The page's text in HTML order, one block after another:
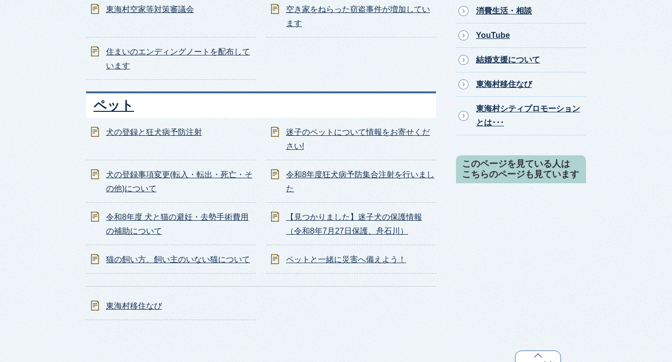
東海村空家等対策審議会
空き家をねらった窃盗事件が増加してい
ます
住まいのエンディングノートを配布して
います
ペット
犬の登録と狂犬病予防注射
迷子のペットについて情報をお寄せくだ
さい!
犬の登録事項変更(転入・転出・死亡・そ
の他)について
令和8年度狂犬病予防集合注射を行いまし
た
令和8年度 犬と猫の避妊・去勢手術費用
の補助について
【見つかりました】迷子犬の保護情報
（令和8年7月27日保護、舟石川）
猫の飼い方、飼い主のいない猫について ペットと一緒に災害へ備えよう！
東海村移住なび
消費生活・相談
YouTube
結婚支援について
東海村移住なび
東海村シティプロモーション
とは･･･
このページを見ている人は
こちらのページも見ています